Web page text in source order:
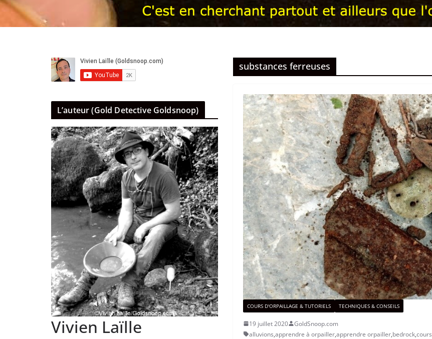
substances ferreuses
COURS D'ORPAILLAGE & TUTORIELS TECHNIQUES & CONSEILS
19 juillet 2020
GoldSnoop.com
alluvions,apprendre à orpailler,apprendre orpailler,bedrock,cours
L’auteur (Gold Detective Goldsnoop)
Vivien Laïlle